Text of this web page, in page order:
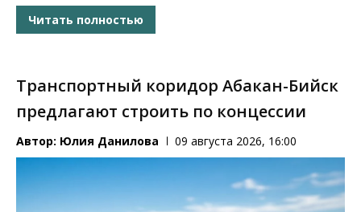
Читать полностью
Транспортный коридор Абакан-Бийск
предлагают строить по концессии
Автор: Юлия Данилова 09 августа 2026, 16:00